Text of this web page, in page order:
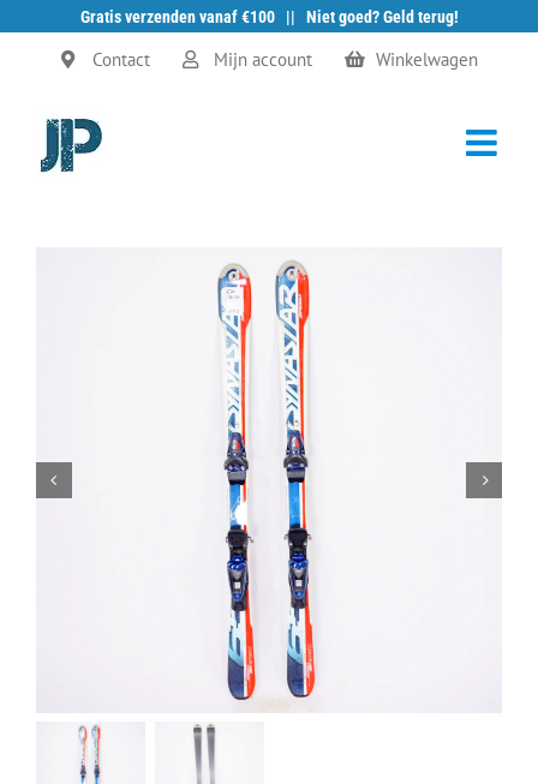
Gratis verzenden vanaf €100 || Niet goed? Geld terug!
Ga
Contact Mijn account Winkelwagen